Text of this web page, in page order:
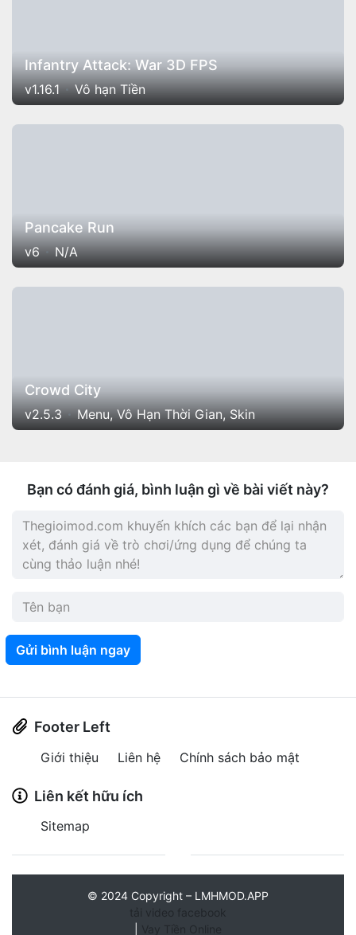
Infantry Attack: War 3D FPS
v1.16.1 Vô hạn Tiền
Pancake Run
v6 N/A
Crowd City
v2.5.3 Menu, Vô Hạn Thời Gian, Skin
Bạn có đánh giá, bình luận gì về bài viết này?
Gửi bình luận ngay
Footer Left
Giới thiệu Liên hệ Chính sách bảo mật
Liên kết hữu ích
Sitemap
© 2024 Copyright – LMHMOD.APP
tải video facebook
Vay Tiền Online